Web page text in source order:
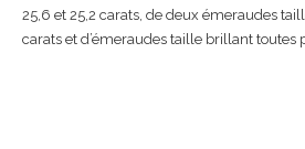
25,6 et 25,2 carats, de deux émeraudes
carats et d’émeraudes taille brillant toutes